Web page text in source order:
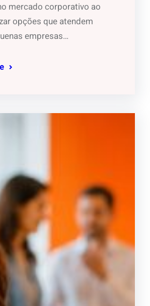
mercado corporativo ao
opções que atendem
empresas…